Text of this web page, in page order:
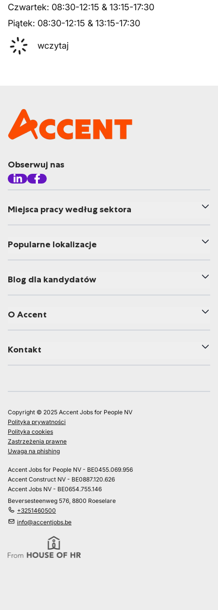
Czwartek: 08:30-12:15 & 13:15-17:30
Piątek: 08:30-12:15 & 13:15-17:30
wczytaj
Obserwuj nas
Miejsca pracy według sektora
Popularne lokalizacje
Blog dla kandydatów
O Accent
Kontakt
Copyright © 2025 Accent Jobs for People NV
Polityka prywatności
Polityka cookies
Zastrzeżenia prawne
Uwaga na phishing
Accent Jobs for People NV - BE0455.069.956
Accent Construct NV - BE0887.120.626
Accent Jobs NV - BE0654.755.146
Beversesteenweg 576, 8800 Roeselare
+3251460500
info@accentjobs.be